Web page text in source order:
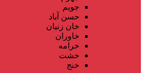
جویم
حسن آباد
خان زنیان
خاوران
خرامه
خشت
خنج